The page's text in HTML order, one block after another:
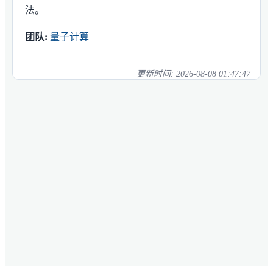
法。
团队: 量子计算
更新时间: 2026-08-08 01:47:47